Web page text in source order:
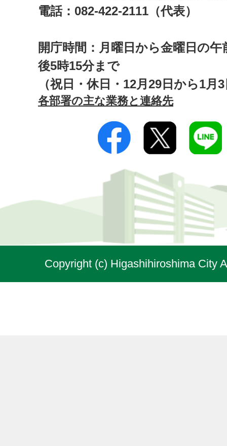
電話：082-422-2111（代表）
開庁時間：月曜日から金曜日の午
後5時15分まで
（祝日・休日・12月29日から1月
各部署の主な業務と連絡先
Copyright (c) Higashihiroshima City